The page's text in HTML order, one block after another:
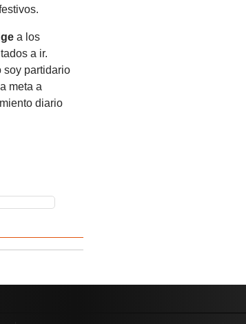
a los
a ir.
soy partidario
meta a
diario